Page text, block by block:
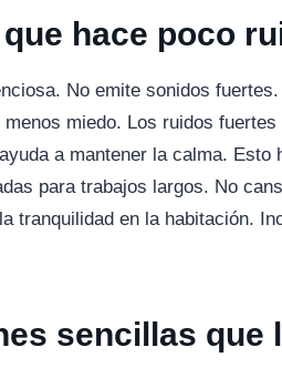
hace poco
No emite sonidos
miedo. Los ruidos
a mantener la calma.
para trabajos largos. No
tranquilidad en la habitación.
sencillas que